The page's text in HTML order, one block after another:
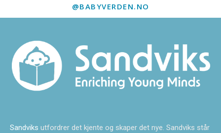
@BABYVERDEN.NO
Sandviks utfordrer det kjente og skaper det nye. Sandviks står